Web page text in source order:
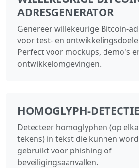
ADRESGENERATOR
Genereer willekeurige Bitcoin-
voor test- en
Perfect voor mockups, demo's
ontwikkelomgevingen.
HOMOGLYPH-DETECTIE
Detecteer homoglyphen (op
tekens) in tekst die kunnen
gebruikt voor phishing of
beveiligingsaanvallen.